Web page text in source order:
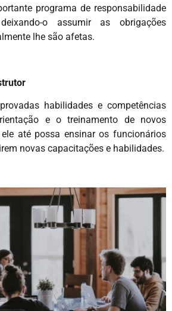
programa de responsabilidade
o assumir as obrigações
lhe são afetas.
habilidades e competências
e o treinamento de novos
até possa ensinar os funcionários
novas capacitações e habilidades.